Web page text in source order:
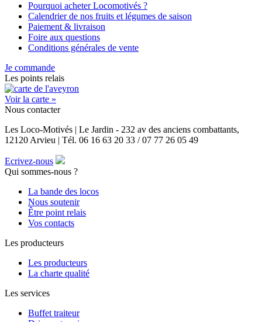
Pourquoi acheter Locomotivés ?
Calendrier de nos fruits et légumes de saison
Paiement & livraison
Foire aux questions
Conditions générales de vente
Je commande
Les points relais
Voir la carte »
Nous contacter
Les Loco-Motivés | Le Jardin - 232 av des anciens combattants,
12120 Arvieu | Tél. 06 16 63 20 33 / 07 77 26 05 49
Ecrivez-nous
Qui sommes-nous ?
La bande des locos
Nous soutenir
Être point relais
Vos contacts
Les producteurs
Les producteurs
La charte qualité
Les services
Buffet traiteur